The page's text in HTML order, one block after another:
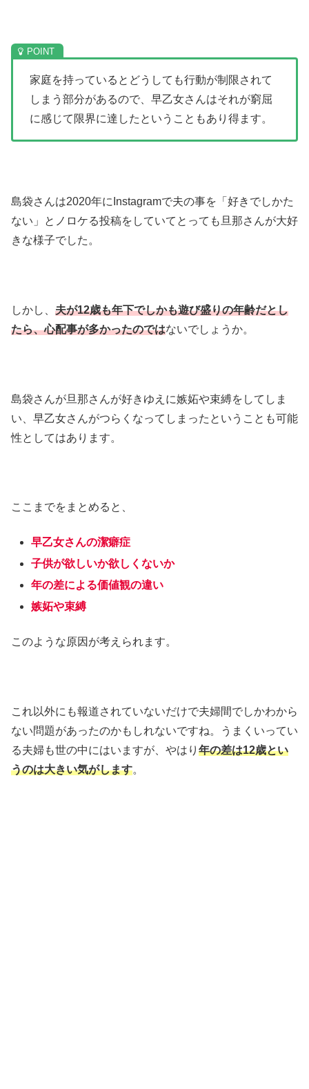
家庭を持っているとどうしても行動が制限されて
しまう部分があるので、早乙女さんはそれが窮屈
に感じて限界に達したということもあり得ます。
島袋さんは2020年にInstagramで夫の事を「好きでしかた
ない」とノロケる投稿をしていてとっても旦那さんが大好
きな様子でした。
しかし、 夫が12歳も年下でしかも遊び盛りの年齢だとし
たら、心配事が多かったのではないでしょうか。
島袋さんが旦那さんが好きゆえに嫉妬や束縛をしてしま
い、早乙女さんがつらくなってしまったということも可能
性としてはあります。
ここまでをまとめると、
早乙女さんの潔癖症
子供が欲しいか欲しくないか
年の差による価値観の違い
嫉妬や束縛
このような原因が考えられます。
これ以外にも報道されていないだけで夫婦間でしかわから
ない問題があったのかもしれないですね。うまくいってい
る夫婦も世の中にはいますが、やはり 年の差は12歳とい
うのは大きい気がします。